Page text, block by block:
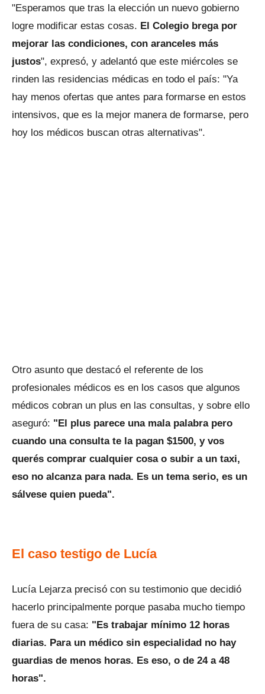
"Esperamos que tras la elección un nuevo gobierno
logre modificar estas cosas. El Colegio brega por
mejorar las condiciones, con aranceles más
justos", expresó, y adelantó que este miércoles se
rinden las residencias médicas en todo el país: "Ya
hay menos ofertas que antes para formarse en estos
intensivos, que es la mejor manera de formarse, pero
hoy los médicos buscan otras alternativas".
Otro asunto que destacó el referente de los
profesionales médicos es en los casos que algunos
médicos cobran un plus en las consultas, y sobre ello
aseguró: "El plus parece una mala palabra pero
cuando una consulta te la pagan $1500, y vos
querés comprar cualquier cosa o subir a un taxi,
eso no alcanza para nada. Es un tema serio, es un
sálvese quien pueda".
El caso testigo de Lucía
Lucía Lejarza precisó con su testimonio que decidió
hacerlo principalmente porque pasaba mucho tiempo
fuera de su casa: "Es trabajar mínimo 12 horas
diarias. Para un médico sin especialidad no hay
guardias de menos horas. Es eso, o de 24 a 48
horas".